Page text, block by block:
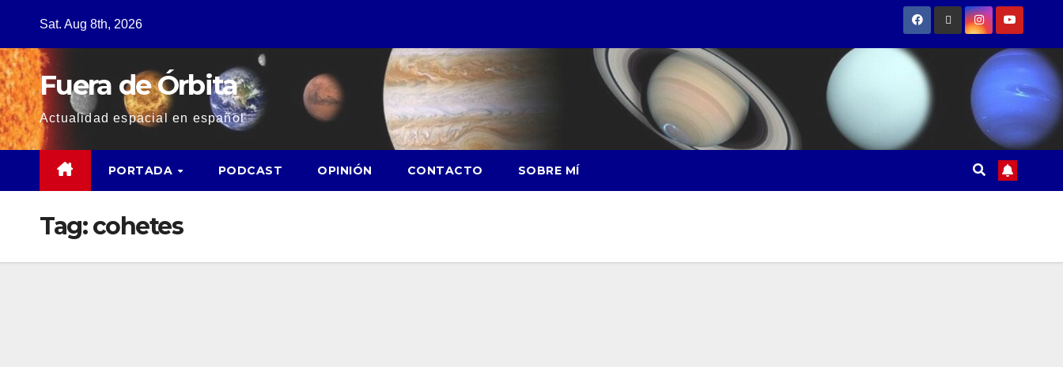
Sat. Aug 8th, 2026
Fuera de Órbita
Actualidad espacial en español
PORTADA PODCAST OPINIÓN CONTACTO SOBRE MÍ
Tag:cohetes